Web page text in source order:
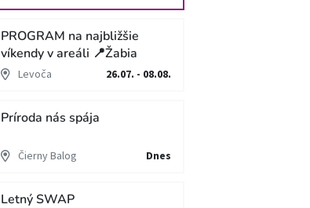
PROGRAM na najbližšie
víkendy v areáli 📍Žabia
cestaLevoča 26.07. - 08.08.
Príroda nás spája
Čierny Balog Dnes
Letný SWAP